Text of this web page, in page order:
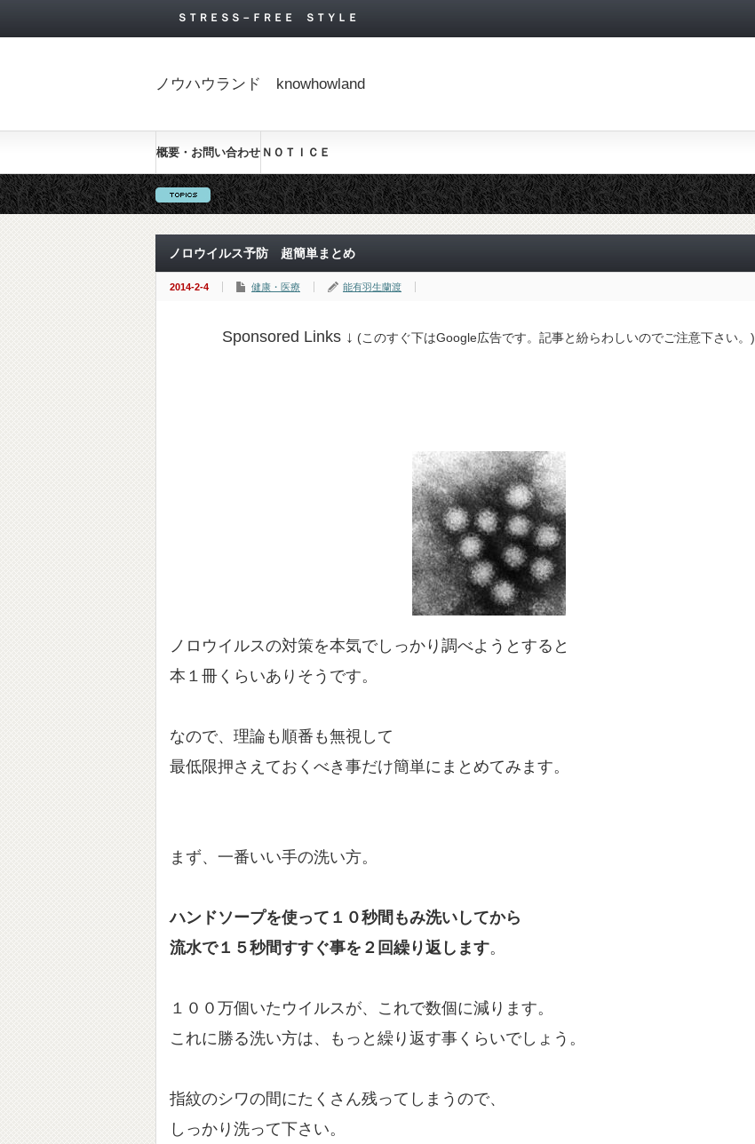
ＳＴＲＥＳＳ－ＦＲＥＥ ＳＴＹＬＥ
ノウハウランド knowhowland
概要・お問い合わせ ＮＯＴＩＣＥ
ノロウイルス予防 超簡単まとめ
2014-2-4 健康・医療 能有羽生蘭渡
Sponsored Links ↓ (このすぐ下はGoogle広告です。記事と紛らわしいのでご注意下さい。)
ノロウイルスの対策を本気でしっかり調べようとすると
本１冊くらいありそうです。
なので、理論も順番も無視して
最低限押さえておくべき事だけ簡単にまとめてみます。
まず、一番いい手の洗い方。
ハンドソープを使って１０秒間もみ洗いしてから
流水で１５秒間すすぐ事を２回繰り返します。
１００万個いたウイルスが、これで数個に減ります。
これに勝る洗い方は、もっと繰り返す事くらいでしょう。
指紋のシワの間にたくさん残ってしまうので、
しっかり洗って下さい。